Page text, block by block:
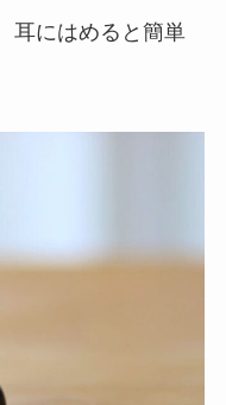
耳にはめると簡単